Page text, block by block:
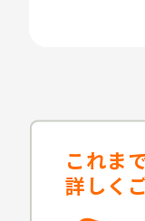
これま
詳しく